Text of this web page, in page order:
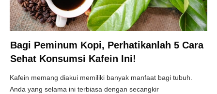
Bagi Peminum Kopi, Perhatikanlah 5 Cara
Sehat Konsumsi Kafein Ini!
Kafein memang diakui memiliki banyak manfaat bagi tubuh.
Anda yang selama ini terbiasa dengan secangkir